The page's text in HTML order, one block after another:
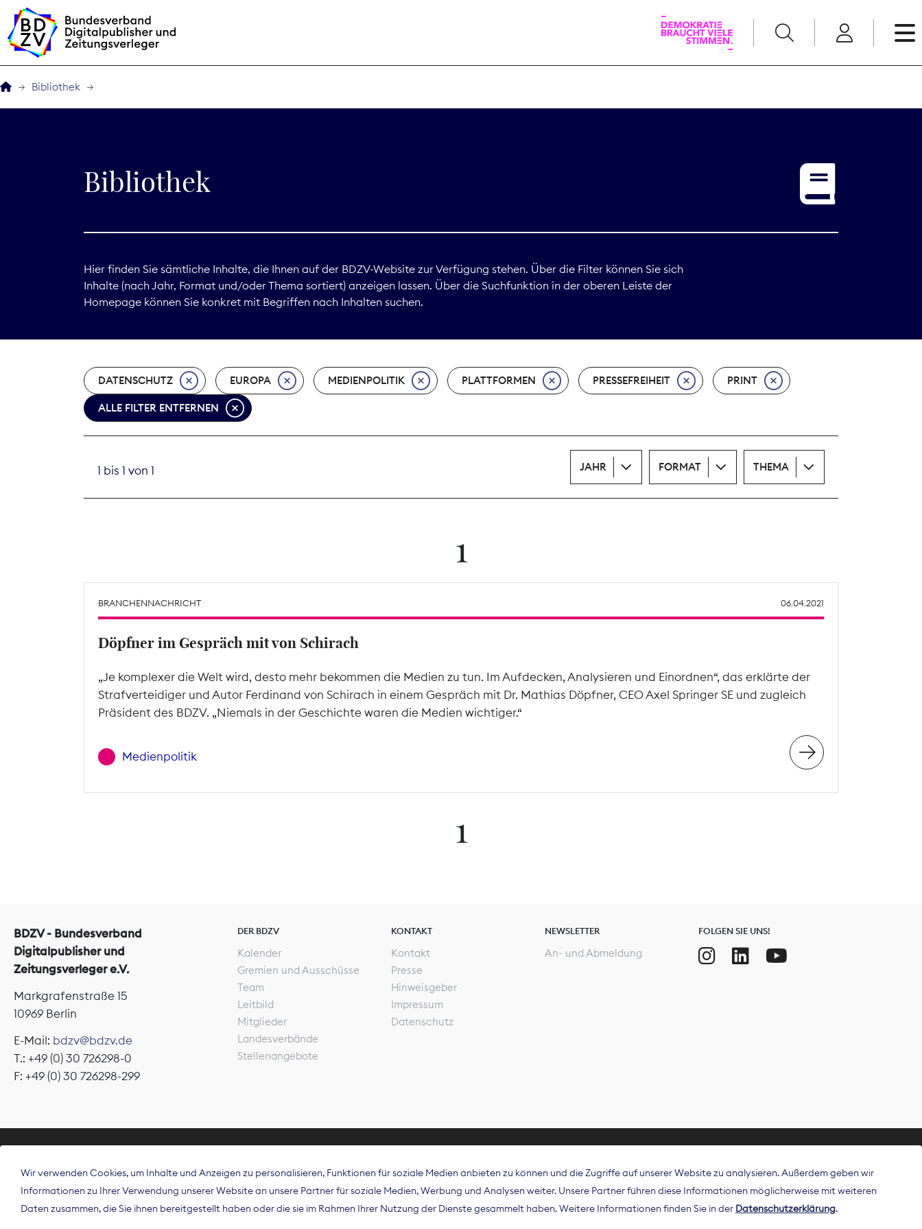
BDZVplus GmbH
Service
Print
Bibliothek
Bibliothek
Hier finden Sie sämtliche Inhalte, die Ihnen auf der BDZV-Website zur Verfügung stehen. Über die Filter können Sie sich
Inhalte (nach Jahr, Format und/oder Thema sortiert) anzeigen lassen. Über die Suchfunktion in der oberen Leiste der
Homepage können Sie konkret mit Begriffen nach Inhalten suchen.
DATENSCHUTZ EUROPA MEDIENPOLITIK PLATTFORMEN PRESSEFREIHEIT PRINT
ALLE FILTER ENTFERNEN
1 bis 1 von 1 JAHR FORMAT THEMA
1
BRANCHENNACHRICHT 06.04.2021
Döpfner im Gespräch mit von Schirach
„Je komplexer die Welt wird, desto mehr bekommen die Medien zu tun. Im Aufdecken, Analysieren und Einordnen“, das erklärte der
Strafverteidiger und Autor Ferdinand von Schirach in einem Gespräch mit Dr. Mathias Döpfner, CEO Axel Springer SE und zugleich
Präsident des BDZV. „Niemals in der Geschichte waren die Medien wichtiger.“
Medienpolitik
1
BDZV - Bundesverband
Digitalpublisher und
Zeitungsverleger e.V.
Markgrafenstraße 15
10969 Berlin
E-Mail: bdzv@bdzv.de
T.: +49 (0) 30 726298-0
F: +49 (0) 30 726298-299
DER BDZV
Kalender
Gremien und Ausschüsse
Team
Leitbild
Mitglieder
Landesverbände
Stellenangebote
KONTAKT
Kontakt
Presse
Hinweisgeber
Impressum
Datenschutz
NEWSLETTER
An- und Abmeldung
FOLGEN SIE UNS!
Der Bundesverband Digitalpublisher und Zeitungsverleger (BDZV) vertritt als
Spitzenorganisation die Interessen der Zeitungsverlage und digitalen Publisher in
Deutschland und auf EU-Ebene.
Wir verwenden Cookies, um Inhalte und Anzeigen zu personalisieren, Funktionen für soziale Medien anbieten zu können und die Zugriffe auf unserer Website zu analysieren. Außerdem geben wir
Informationen zu Ihrer Verwendung unserer Website an unsere Partner für soziale Medien, Werbung und Analysen weiter. Unsere Partner führen diese Informationen möglicherweise mit weiteren
Daten zusammen, die Sie ihnen bereitgestellt haben oder die sie im Rahmen Ihrer Nutzung der Dienste gesammelt haben. Weitere Informationen finden Sie in der Datenschutzerklärung.